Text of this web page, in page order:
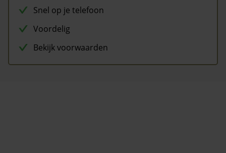
Snel op je telefoon
Voordelig
Bekijk voorwaarden